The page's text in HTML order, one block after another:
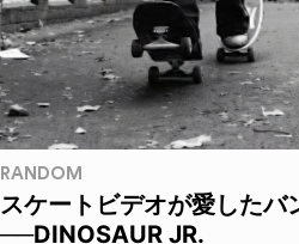
RANDOM
スケートビデオが愛したバ
──DINOSAUR JR.